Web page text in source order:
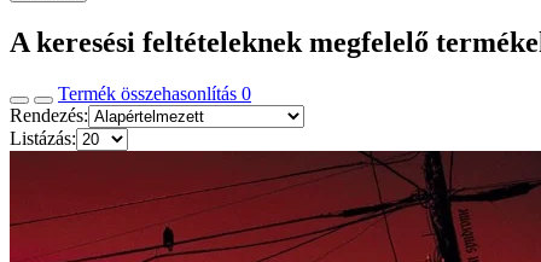
A keresési feltételeknek megfelelő
Termék összehasonlítás 0
Rendezés:
Listázás: